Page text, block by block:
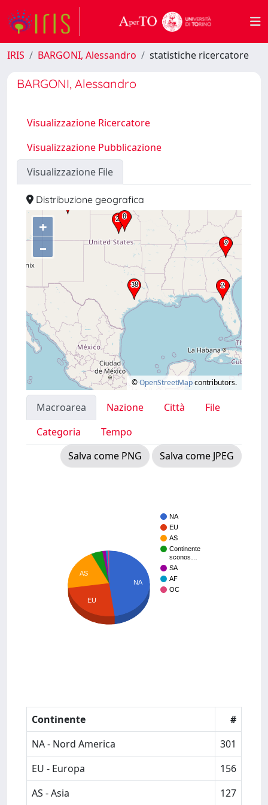
IRIS BARGONI, Alessandro statistiche ricercatore
BARGONI, Alessandro
Visualizzazione Ricercatore
Visualizzazione Pubblicazione
Visualizzazione File
Distribuzione geografica
+
–
©OpenStreetMapcontributors.
Macroarea Nazione Città
File
Categoria
Tempo
Salva come PNG
Salva come JPEG
NA
EU
AS
Continente
sconos…
SA
AF
OC
NA
AS
EU
Continente
#
NA - Nord America
301
EU - Europa
156
AS - Asia
127